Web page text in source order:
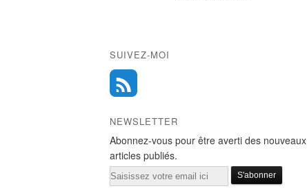
SUIVEZ-MOI
NEWSLETTER
Abonnez-vous pour être averti des nouveaux
articles publiés.
Email